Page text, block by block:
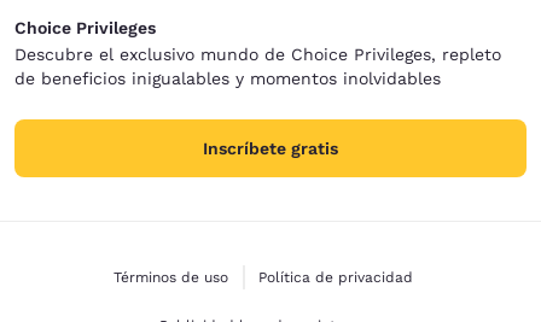
Choice Privileges
Descubre el exclusivo mundo de Choice Privileges, repleto
de beneficios inigualables y momentos inolvidables
Inscríbete gratis
Términos de uso Política de privacidad